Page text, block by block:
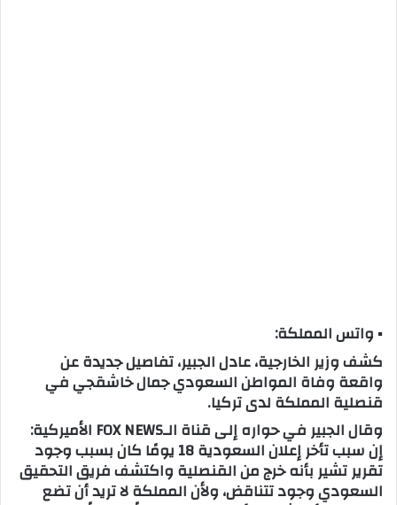
▪ واتس المملكة:
كشف وزير الخارجية، عادل الجبير، تفاصيل جديدة عن
واقعة وفاة المواطن السعودي جمال خاشقجي في
قنصلية المملكة لدى تركيا.
وقال الجبير في حواره إلى قناة الـFOX NEWS الأميركية:
إن سبب تأخر إعلان السعودية 18 يومًا كان بسبب وجود
تقرير تشير بأنه خرج من القنصلية واكتشف فريق التحقيق
السعودي وجود تتناقض، ولأن المملكة لا تريد أن تضع